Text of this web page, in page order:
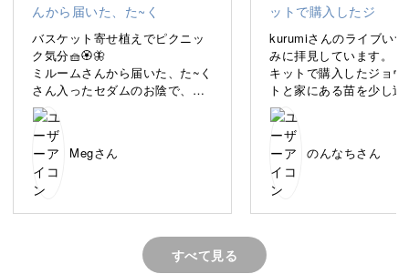
を持った
多肉植物。
乾燥に強く水やりも少なくて済むので、ご家庭で手軽に育
てることのできる植物として近年注目を集めています。
バスケット寄せ植えでピクニッ
ク気分🧺🏵️🦋
ミルームさんから届いた、た~く
さん入ったセダムのお陰で、し
ばらく寄せ植え楽しめそうです!
Megさん
kurumiさんのライブい
みに拝見しています。
キットで購入したジョウ
トと家にある苗を少し
寄せ植えしました。ボリ
感の出し方が納得いかず
手直ししました。まだ納
ていないです…
アドバイスいただけたら
です。よろしくお願いし
m(_ _)m
のんなちさん
すべて見る